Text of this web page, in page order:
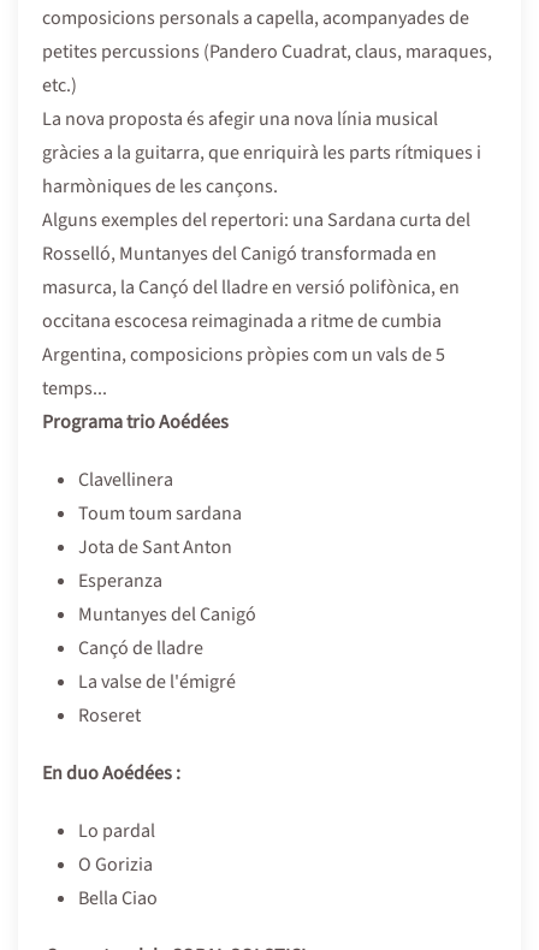
composicions personals a capella, acompanyades de
petites percussions (Pandero Cuadrat, claus, maraques,
etc.)
La nova proposta és afegir una nova línia musical
gràcies a la guitarra, que enriquirà les parts rítmiques i
harmòniques de les cançons.
Alguns exemples del repertori: una Sardana curta del
Rosselló, Muntanyes del Canigó transformada en
masurca, la Cançó del lladre en versió polifònica, en
occitana escocesa reimaginada a ritme de cumbia
Argentina, composicions pròpies com un vals de 5
temps...
Programa trio Aoédées
Clavellinera
Toum toum sardana
Jota de Sant Anton
Esperanza
Muntanyes del Canigó
Cançó de lladre
La valse de l'émigré
Roseret
En duo Aoédées :
Lo pardal
O Gorizia
Bella Ciao